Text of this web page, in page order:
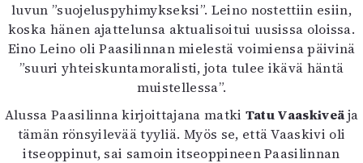
luvun ”suojeluspyhimykseksi”. Leino nostettiin esiin,
koska hänen ajattelunsa aktualisoitui uusissa oloissa.
Eino Leino oli Paasilinnan mielestä voimiensa päivinä
”suuri yhteiskuntamoralisti, jota tulee ikävä häntä
muistellessa”.
Alussa Paasilinna kirjoittajana matki Tatu Vaaskiveäja
tämän rönsyilevää tyyliä. Myös se, että Vaaskivi oli
itseoppinut, sai samoin itseoppineen Paasilinnan